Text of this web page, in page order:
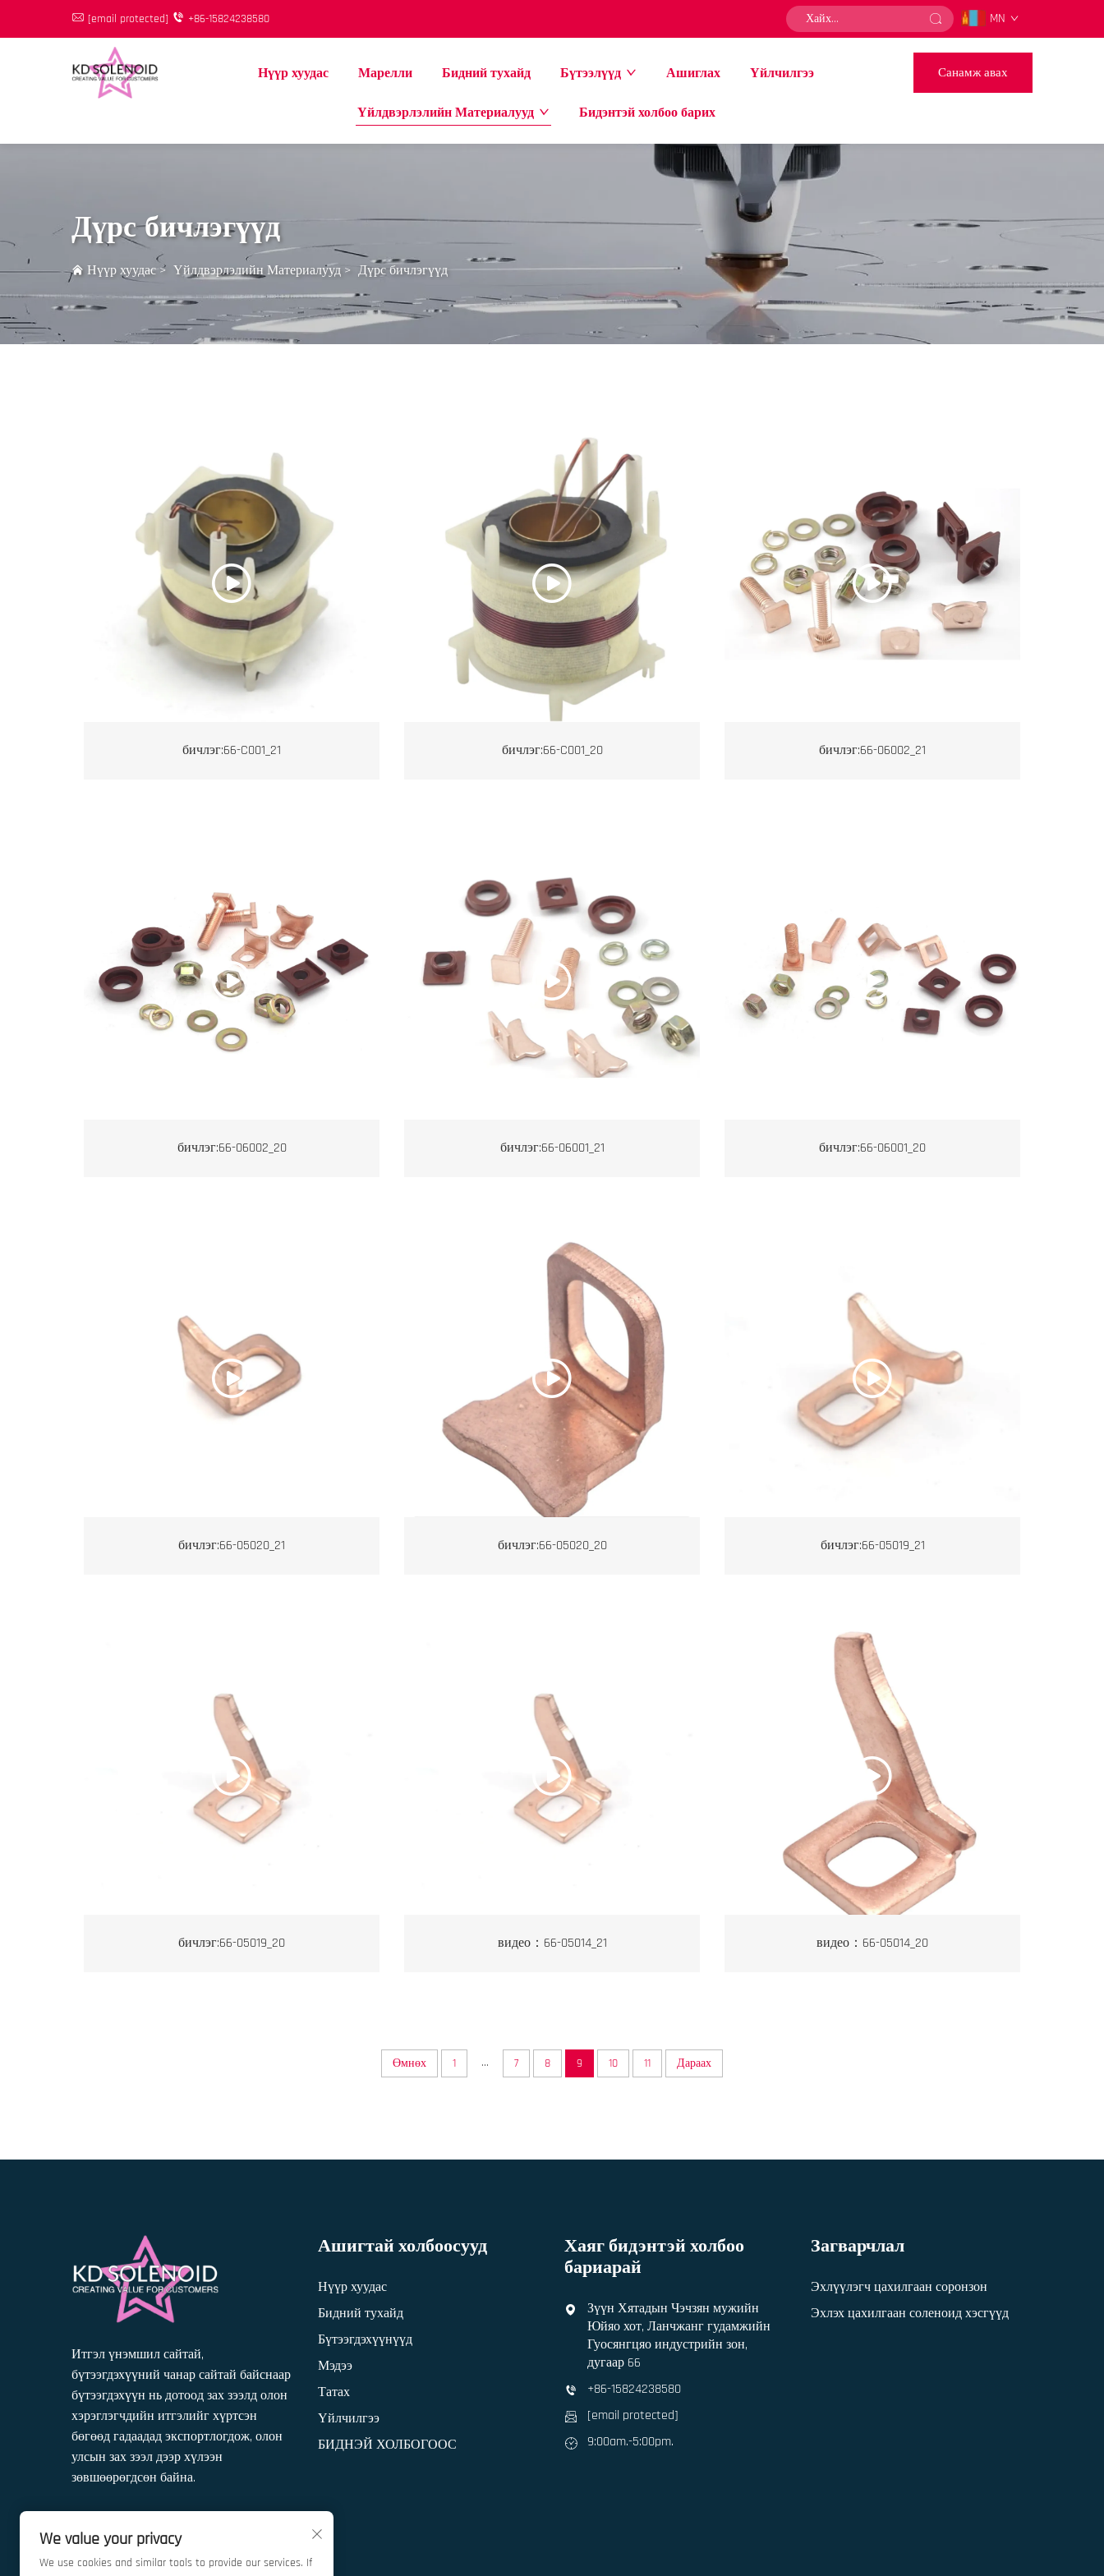
[email protected] +86-15824238580 MN
Нүүр хуудас Марелли Бидний тухайд Бүтээлүүд Ашиглах Үйлчилгээ
Үйлдвэрлэлийн Материалууд Бидэнтэй холбоо барих
Санамж авах
Дүрс бичлэгүүд
Нүүр хуудас> Үйлдвэрлэлийн Материалууд > Дүрс бичлэгүүд
бичлэг:66-C001_21 бичлэг:66-C001_20 бичлэг:66-06002_21
бичлэг:66-06002_20 бичлэг:66-06001_21 бичлэг:66-06001_20
бичлэг:66-05020_21 бичлэг:66-05020_20 бичлэг:66-05019_21
бичлэг:66-05019_20 видео：66-05014_21 видео：66-05014_20
Өмнөх 1 ... 7 8 9 10 11 Дараах
Итгэл үнэмшил сайтай,
бүтээгдэхүүний чанар сайтай байснаар
бүтээгдэхүүн нь дотоод зах зээлд олон
хэрэглэгчдийн итгэлийг хүртсэн
бөгөөд гадаадад экспортлогдож, олон
улсын зах зээл дээр хүлээн
зөвшөөрөгдсөн байна.
Ашигтай холбоосууд
Нүүр хуудас
Бидний тухайд
Бүтээгдэхүүнүүд
Мэдээ
Татах
Үйлчилгээ
БИДНЭЙ ХОЛБОГООС
Хаяг бидэнтэй холбоо
бариарай
Зүүн Хятадын Чэчзян мужийн
Юйяо хот, Ланчжанг гудамжийн
Гуосянгцяо индустрийн зон,
дугаар 66
+86-15824238580
[email protected]
9:00am.-5:00pm.
Загварчлал
Эхлүүлэгч цахилгаан соронзон
Эхлэх цахилгаан соленоид хэсгүүд
We value your privacy
We use cookies and similar tools to provide our services. If